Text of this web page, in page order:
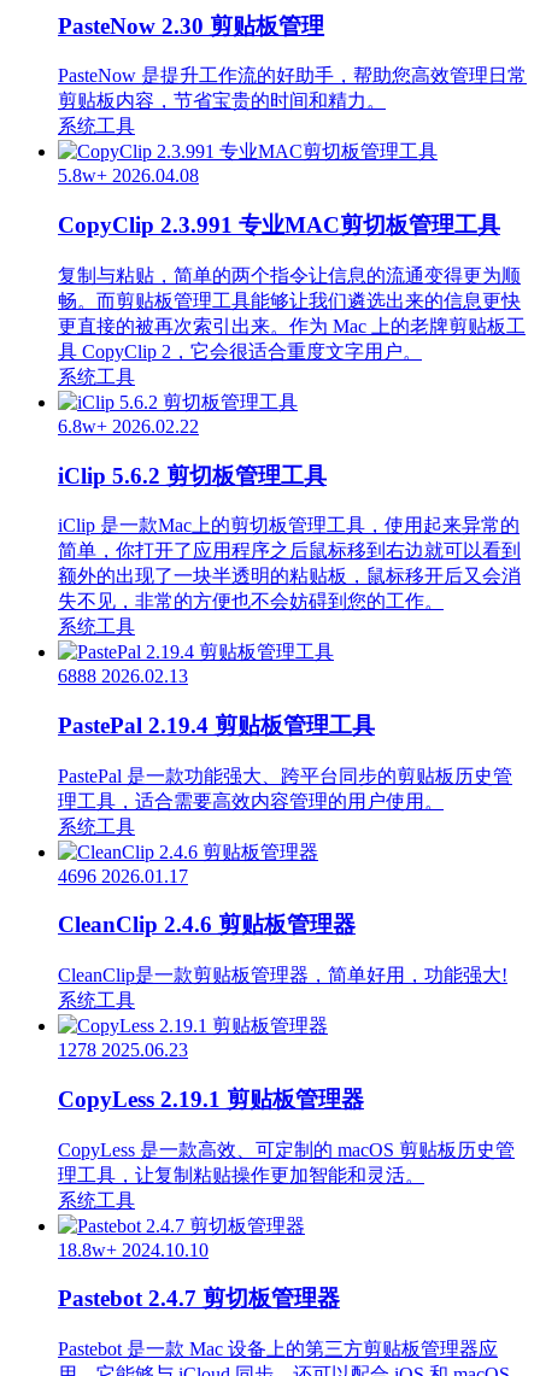
PasteNow 2.30 剪贴板管理
PasteNow 是提升工作流的好助手，帮助您高效管理日常
剪贴板内容，节省宝贵的时间和精力。
系统工具
5.8w+ 2026.04.08
CopyClip 2.3.991 专业MAC剪切板管理工具
复制与粘贴，简单的两个指令让信息的流通变得更为顺
畅。而剪贴板管理工具能够让我们遴选出来的信息更快
更直接的被再次索引出来。作为 Mac 上的老牌剪贴板工
具 CopyClip 2，它会很适合重度文字用户。
系统工具
6.8w+ 2026.02.22
iClip 5.6.2 剪切板管理工具
iClip 是一款Mac上的剪切板管理工具，使用起来异常的
简单，你打开了应用程序之后鼠标移到右边就可以看到
额外的出现了一块半透明的粘贴板，鼠标移开后又会消
失不见，非常的方便也不会妨碍到您的工作。
系统工具
6888 2026.02.13
PastePal 2.19.4 剪贴板管理工具
PastePal 是一款功能强大、跨平台同步的剪贴板历史管
理工具，适合需要高效内容管理的用户使用。
系统工具
4696 2026.01.17
CleanClip 2.4.6 剪贴板管理器
CleanClip是一款剪贴板管理器，简单好用，功能强大!
系统工具
1278 2025.06.23
CopyLess 2.19.1 剪贴板管理器
CopyLess 是一款高效、可定制的 macOS 剪贴板历史管
理工具，让复制粘贴操作更加智能和灵活。
系统工具
18.8w+ 2024.10.10
Pastebot 2.4.7 剪切板管理器
Pastebot 是一款 Mac 设备上的第三方剪贴板管理器应